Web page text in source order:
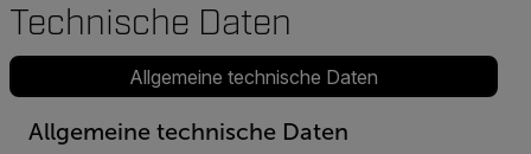
Technische Daten
Allgemeine technische Daten
Allgemeine technische Daten